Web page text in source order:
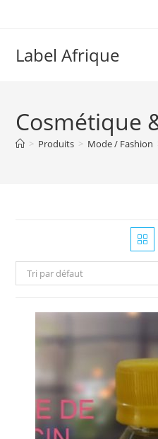
Label Afrique
Cosmétique
> Produits > Mode / Fashion
Tri par défaut